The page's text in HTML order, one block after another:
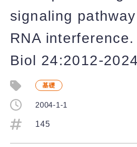
signaling
RNA
Biol 24:2012-
基礎
2004-1-1
145